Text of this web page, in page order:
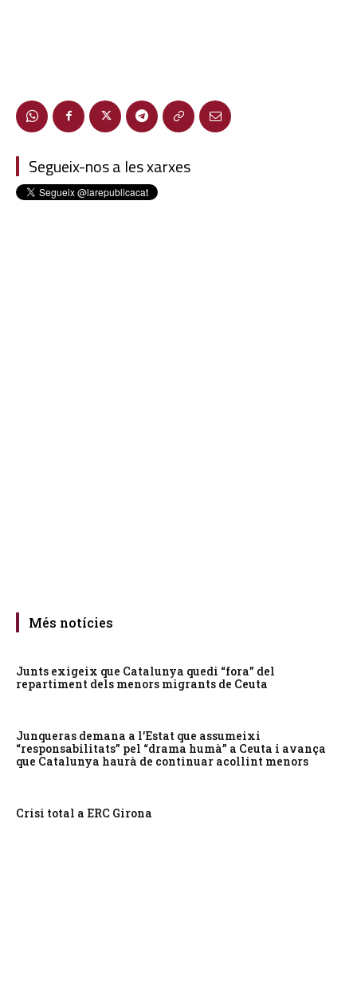
Segueix-nos a les xarxes
Més notícies
Junts exigeix que Catalunya quedi “fora” del
repartiment dels menors migrants de Ceuta
Junqueras demana a l’Estat que assumeixi
“responsabilitats” pel “drama humà” a Ceuta i avança
que Catalunya haurà de continuar acollint menors
Crisi total a ERC Girona